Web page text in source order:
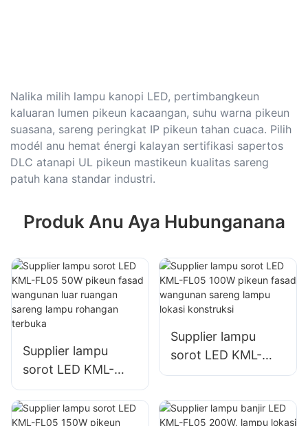
Nalika milih lampu kanopi LED, pertimbangkeun
kaluaran lumen pikeun kacaangan, suhu warna pikeun
suasana, sareng peringkat IP pikeun tahan cuaca. Pilih
modél anu hemat énergi kalayan sertifikasi sapertos
DLC atanapi UL pikeun mastikeun kualitas sareng
patuh kana standar industri.
Produk Anu Aya Hubunganana
Supplier lampu
sorot LED KML-
FL05 50W pikeun
fasad wangunan
Supplier lampu
sorot LED KML-
FL05 100W pikeun
sareng lampu lokasi